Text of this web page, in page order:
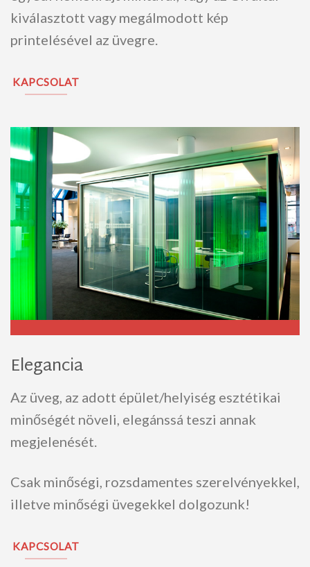
kiválasztott vagy megálmodott kép
printelésével az üvegre.
KAPCSOLAT
Elegancia
Az üveg, az adott épület/helyiség esztétikai
minőségét növeli, elegánssá teszi annak
megjelenését.
Csak minőségi, rozsdamentes szerelvényekkel,
illetve minőségi üvegekkel dolgozunk!
KAPCSOLAT